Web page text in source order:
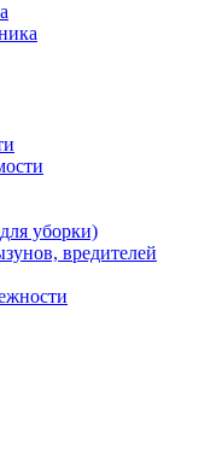
уборки)
вредителей